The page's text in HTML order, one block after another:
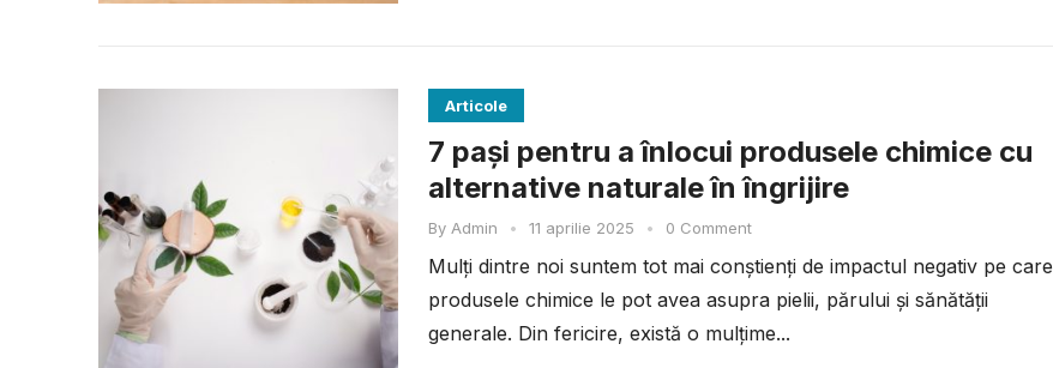
Articole
7 pași pentru a înlocui produsele chimice cu
alternative naturale în îngrijire
By Admin • 11 aprilie 2025 • 0 Comment
Mulți dintre noi suntem tot mai conștienți de impactul negativ pe care
produsele chimice le pot avea asupra pielii, părului și sănătății
generale. Din fericire, există o mulțime...